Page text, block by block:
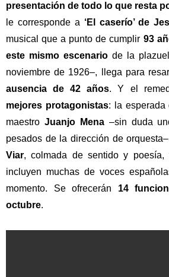
presentación de todo lo que resta
le corresponde a ‘El caserío’ de
musical que a punto de cumplir 93
este mismo escenario de la
noviembre de 1926–, llega para
ausencia de 42 años. Y el
mejores protagonistas: la esperada
maestro Juanjo Mena–sin duda
pesados de la dirección de
Viar, colmada de sentido y
incluyen muchas de voces
momento. Se ofrecerán 14
octubre.